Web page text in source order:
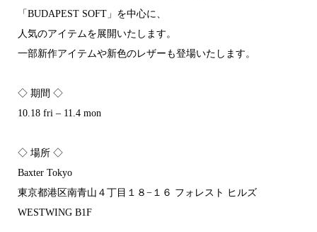
「BUDAPEST SOFT」を中心に、
人気のアイテムを展開いたします。
一部新作アイテムや新色のレザーも登場いたします。
◇ 期間 ◇
10.18 fri – 11.4 mon
◇ 場所 ◇
Baxter Tokyo
東京都港区南青山４丁目１８−１６ フォレスト ヒルズ
WESTWING B1F